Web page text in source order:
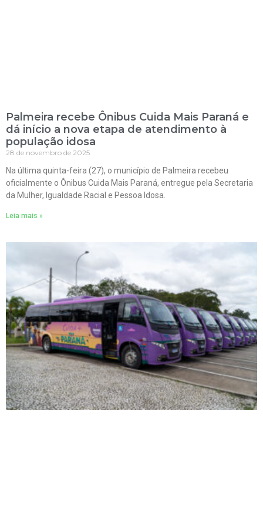
Palmeira recebe Ônibus Cuida Mais Paraná e
dá início a nova etapa de atendimento à
população idosa
28 de novembro de 2025
Na última quinta-feira (27), o município de Palmeira recebeu
oficialmente o Ônibus Cuida Mais Paraná, entregue pela Secretaria
da Mulher, Igualdade Racial e Pessoa Idosa.
Leia mais »